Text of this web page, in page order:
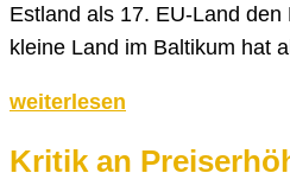
Estland als 17. EU-Land
kleine Land im Baltikum hat
weiterlesen
Kritik an